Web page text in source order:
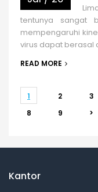
tentunya sangat
mempengaruhi
virus dapat berasal
READ MORE
1 2 3
8
9 >
Kantor